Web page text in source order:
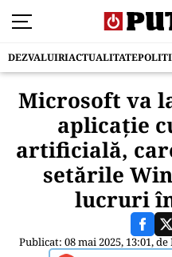
DEZVALUIRIACTUALITATE
Microsoft va
aplicație
artificială,
setările
lucruri
Publicat: 08 mai 2025, 13:01, de